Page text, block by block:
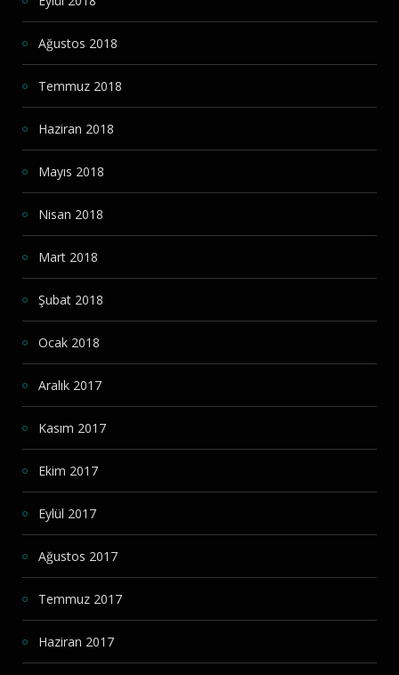
Ağustos 2018
Temmuz 2018
Haziran 2018
Mayıs 2018
Nisan 2018
Mart 2018
Şubat 2018
Ocak 2018
Aralık 2017
Kasım 2017
Ekim 2017
Eylül 2017
Ağustos 2017
Temmuz 2017
Haziran 2017